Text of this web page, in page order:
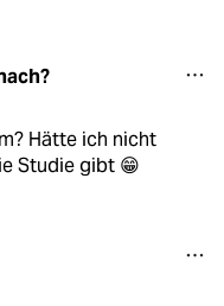
Hätte ich nicht
Studie gibt 😁